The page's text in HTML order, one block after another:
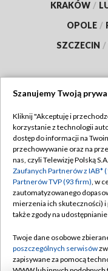
KRAKÓW /
OPOLE /
SZCZECIN /
Abonament TVP
Emisja w TVP
Centrum informacji
Naziemna
Rada Programowa
System NOS
Szanujemy Twoją
Kliknij "Akceptuję i
korzystanie z technologii
dostęp do informacji na
przechowywanie oraz na
nas, czyli Telewizję Polską
Zaufanych Partnerów z IAB*
Partnerów TVP (93 firm), w
zautomatyzowanego
mierzenia ich skuteczności) i
także zgody na
Twoje dane osobowe
poszczególnych serwisów
zapisywane za pomocą